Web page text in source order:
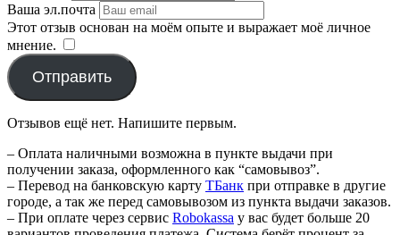
Ваша эл.почта
Этот отзыв основан на моём опыте и выражает моё личное
мнение.
Отправить
Отзывов ещё нет. Напишите первым.
– Оплата наличными возможна в пункте выдачи при
получении заказа, оформленного как “самовывоз”.
– Перевод на банковскую карту TБанк при отправке в другие
городе, а так же перед самовывозом из пункта выдачи заказов.
– При оплате через сервис Robokassa у вас будет больше 20